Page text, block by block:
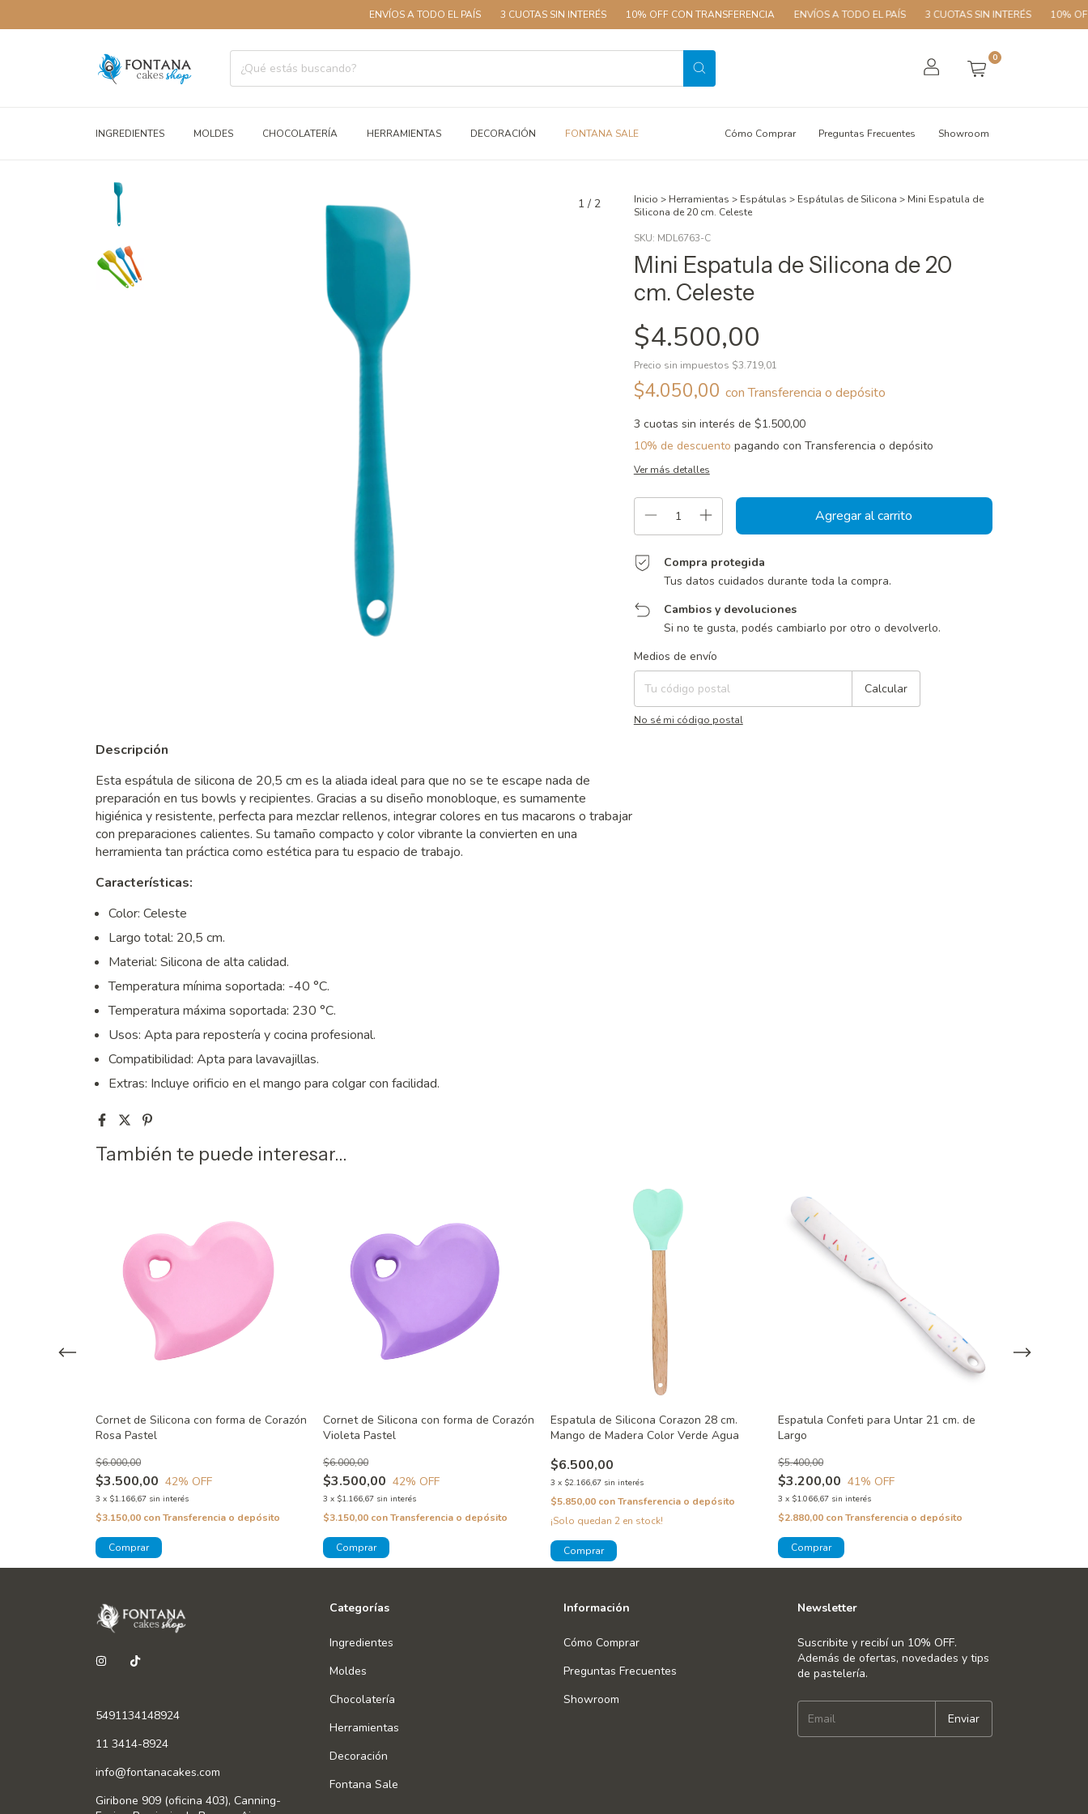
ENVÍOS A TODO EL PAÍS 3 CUOTAS SIN INTERÉS 10% OFF CON TRANSFERENCIA ENVÍOS A TODO EL PAÍS 3 CUOTAS SIN INTERÉS 10% OFF CON
0
INGREDIENTES MOLDES CHOCOLATERÍA HERRAMIENTAS DECORACIÓN FONTANA SALE Cómo Comprar Preguntas Frecuentes Showroom
1 / 2 Inicio > Herramientas > Espátulas > Espátulas de Silicona > Mini Espatula de
Silicona de 20 cm. Celeste
SKU: MDL6763-C
Mini Espatula de Silicona de 20
cm. Celeste
$4.500,00
Precio sin impuestos $3.719,01
$4.050,00 con Transferencia o depósito
3 cuotas sin interés de $1.500,00
10% de descuento pagando con Transferencia o depósito
Ver más detalles
Compra protegida
Tus datos cuidados durante toda la compra.
Cambios y devoluciones
Si no te gusta, podés cambiarlo por otro o devolverlo.
Entregas para el CP:
Medios de envío
Calcular
No sé mi código postal
Descripción
Esta espátula de silicona de 20,5 cm es la aliada ideal para que no se te escape nada de
preparación en tus bowls y recipientes. Gracias a su diseño monobloque, es sumamente
higiénica y resistente, perfecta para mezclar rellenos, integrar colores en tus macarons o trabajar
con preparaciones calientes. Su tamaño compacto y color vibrante la convierten en una
herramienta tan práctica como estética para tu espacio de trabajo.
Características:
Color: Celeste
Largo total: 20,5 cm.
Material: Silicona de alta calidad.
Temperatura mínima soportada: -40 °C.
Temperatura máxima soportada: 230 °C.
Usos: Apta para repostería y cocina profesional.
Compatibilidad: Apta para lavavajillas.
Extras: Incluye orificio en el mango para colgar con facilidad.
También te puede interesar...
Cornet de Silicona con forma de Corazón
Rosa Pastel
$3.500,00
$6.000,00
42% OFF
3 x $1.166,67 sin interés
$3.150,00 conTransferencia o depósito
Cornet de Silicona con forma de Corazón
Violeta Pastel
$3.500,00
$6.000,00
42% OFF
3 x $1.166,67 sin interés
$3.150,00 conTransferencia o depósito
Espatula de Silicona Corazon 28 cm.
Mango de Madera Color Verde Agua
$6.500,00
3 x $2.166,67 sin interés
$5.850,00 conTransferencia o depósito
¡Solo quedan 2 en stock!
Espatula Confeti para Untar 21 cm. de
Largo
$3.200,00
$5.400,00
41% OFF
3 x $1.066,67 sin interés
$2.880,00 conTransferencia o depósito
5491134148924
11 3414-8924
info@fontanacakes.com
Giribone 909 (oficina 403), Canning-
Categorías
Ingredientes
Moldes
Chocolatería
Herramientas
Decoración
Fontana Sale
Información
Cómo Comprar
Preguntas Frecuentes
Showroom
Newsletter
Suscribite y recibí un 10% OFF.
Además de ofertas, novedades y tips
de pastelería.